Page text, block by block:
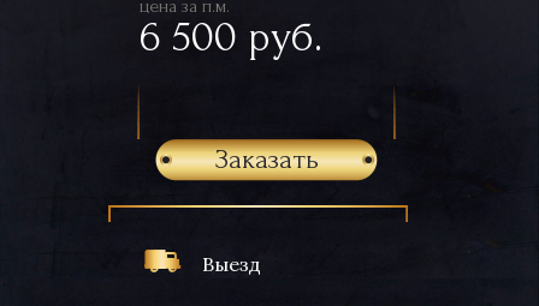
Выезд
цена за п.м.
6 500 руб.
Заказать